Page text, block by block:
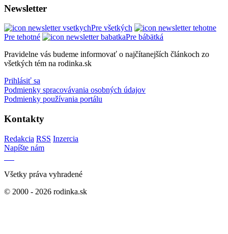
Newsletter
Pre všetkých
Pre tehotné
Pre bábätká
Pravidelne vás budeme informovať o najčítanejších článkoch zo
všetkých tém na rodinka.sk
Prihlásiť sa
Podmienky spracovávania osobných údajov
Podmienky používania portálu
Kontakty
Redakcia RSS Inzercia
Napíšte nám
Všetky práva vyhradené
© 2000 - 2026 rodinka.sk